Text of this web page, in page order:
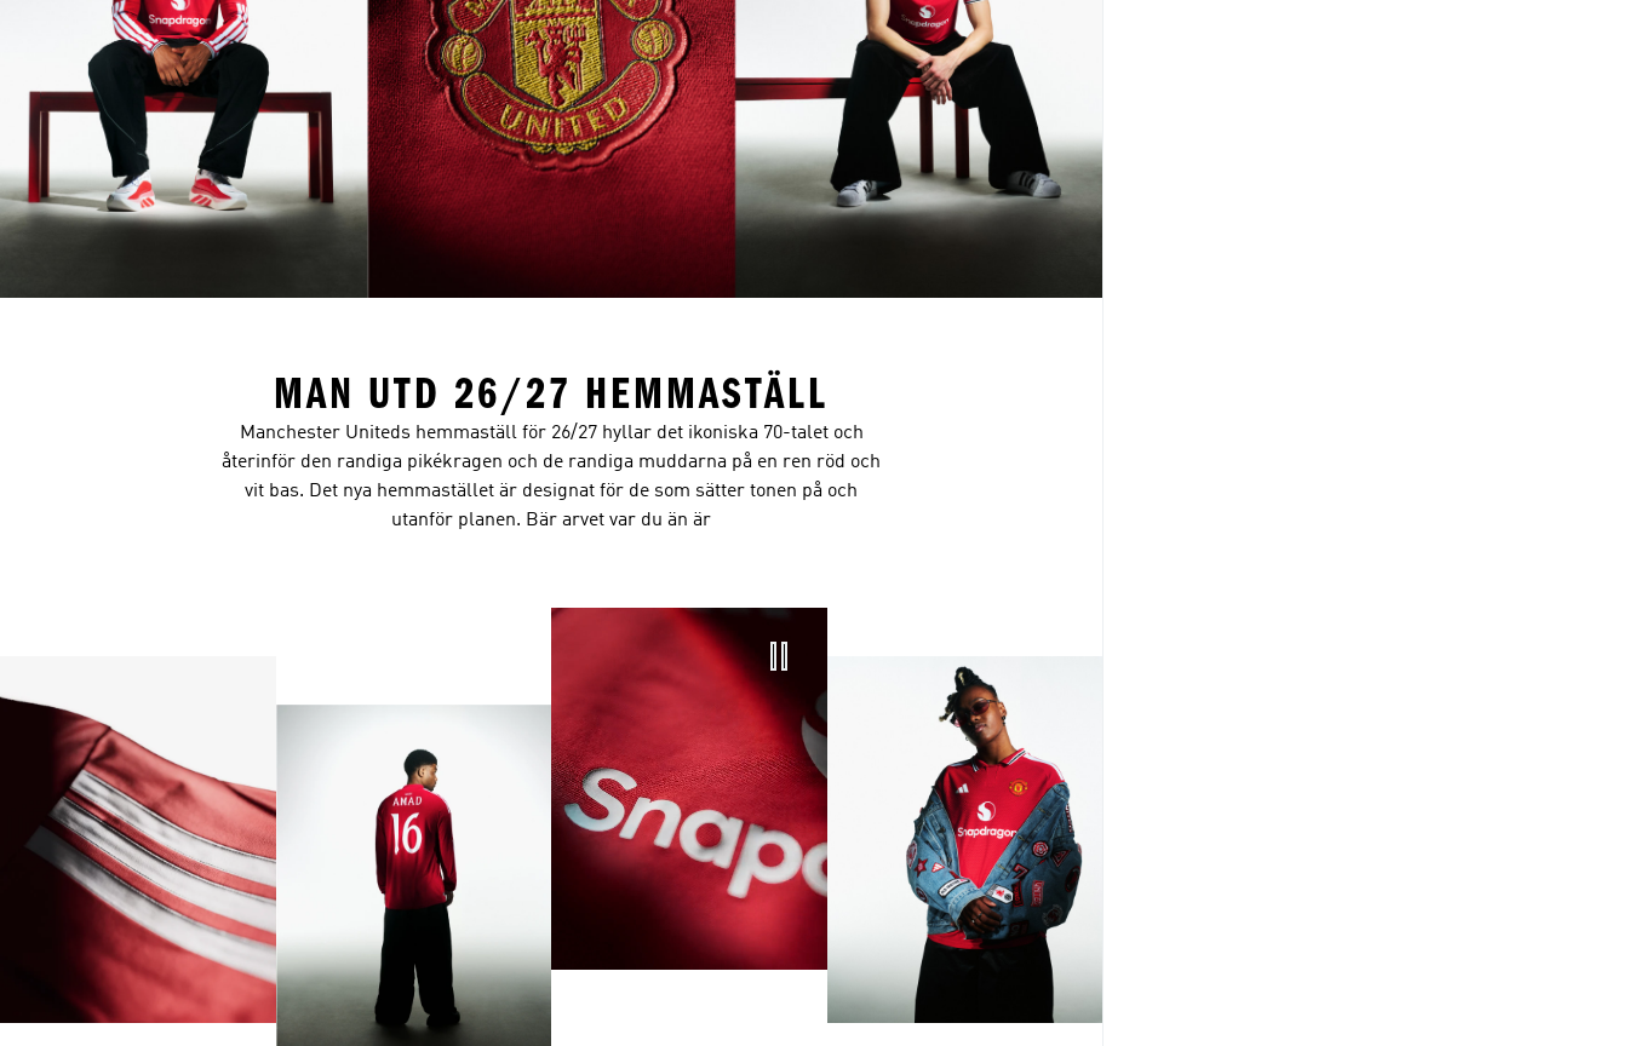
MAN UTD 26/27 HEMMASTÄLL
Manchester Uniteds hemmaställ för 26/27 hyllar det ikoniska 70-talet och
återinför den randiga pikékragen och de randiga muddarna på en ren röd och
vit bas. Det nya hemmastället är designat för de som sätter tonen på och
utanför planen. Bär arvet var du än är